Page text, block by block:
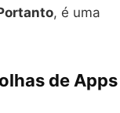
, é uma
de Apps